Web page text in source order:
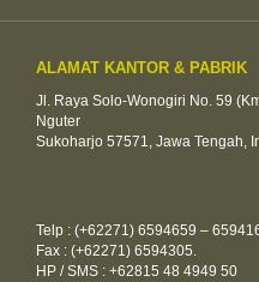
ALAMAT KANTOR & PABRIK
Jl. Raya Solo-Wonogiri No. 59
Nguter
Sukoharjo 57571, Jawa Tengah,
Telp : (+62271) 6594659 –
Fax : (+62271) 6594305.
HP / SMS : +62815 48 4949 50